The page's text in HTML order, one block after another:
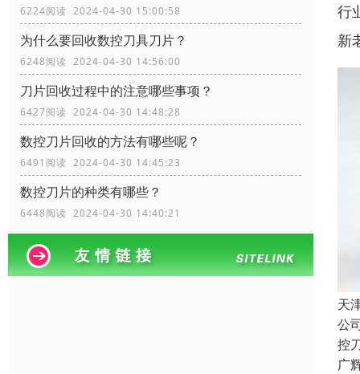
6224阅读 2024-04-30 15:00:58
为什么要回收数控刀具刀片？
6248阅读 2024-04-30 14:56:00
刀片回收过程中的注意哪些事项？
6427阅读 2024-04-30 14:48:28
数控刀片回收的方法有哪些呢？
6491阅读 2024-04-30 14:45:23
数控刀片的种类有哪些？
6448阅读 2024-04-30 14:40:21
行
新
天
公
控
广